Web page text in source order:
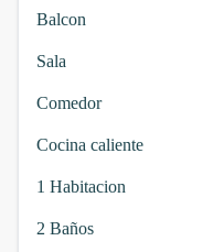
Balcon
Sala
Comedor
Cocina caliente
1 Habitacion
2 Baños